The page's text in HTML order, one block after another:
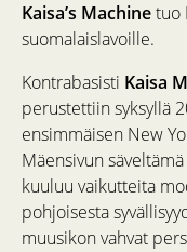
Kaisa’s Machinetuo
suomalaislavoille.
Kontrabasisti Kaisa
perustettiin syksyllä
ensimmäisen New
Mäensivun
kuuluu vaikutteita
pohjoisesta
muusikon vahvat